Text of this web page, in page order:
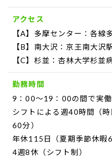
アクセス
【A】多摩センター：各線
【B】南大沢：京王南大沢
【C】杉並：杏林大学杉
勤務時間
9：00～19：00の間で実
シフトによる週40時間（
60分）
年休115日（夏期季節休暇6
4週8休（シフト制）